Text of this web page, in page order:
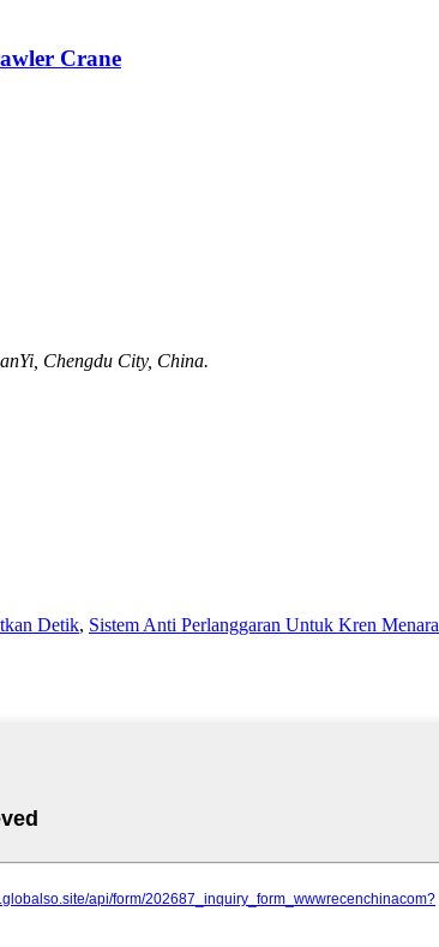
Crane
Chengdu City, China.
Detik, Sistem Anti Perlanggaran Untuk Kren Menara